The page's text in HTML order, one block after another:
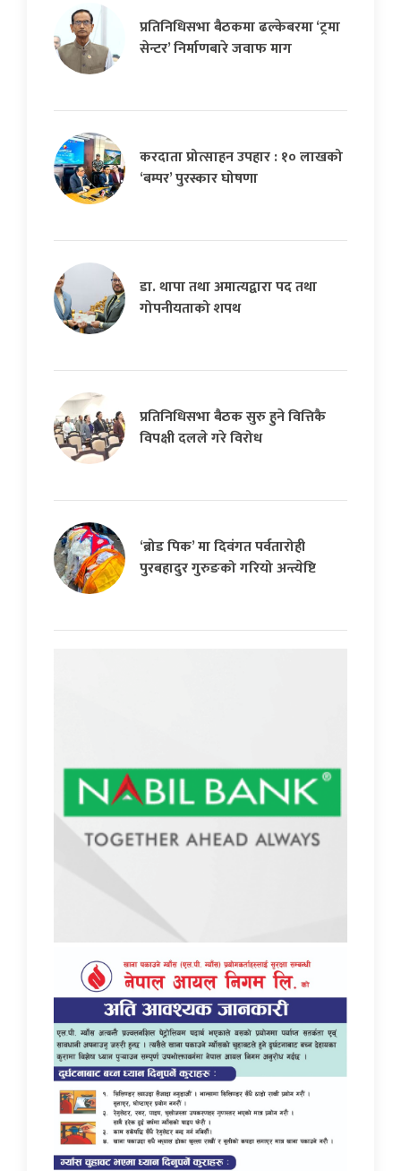
प्रतिनिधिसभा बैठकमा ढल्केबरमा ‘ट्रमा
सेन्टर’ निर्माणबारे जवाफ माग
करदाता प्रोत्साहन उपहार : १० लाखको
‘बम्पर’ पुरस्कार घोषणा
डा. थापा तथा अमात्यद्वारा पद तथा
गोपनीयताको शपथ
प्रतिनिधिसभा बैठक सुरु हुने वित्तिकै
विपक्षी दलले गरे विरोध
‘ब्रोड पिक’ मा दिवंगत पर्वतारोही
पुरबहादुर गुरुङको गरियो अन्त्येष्टि